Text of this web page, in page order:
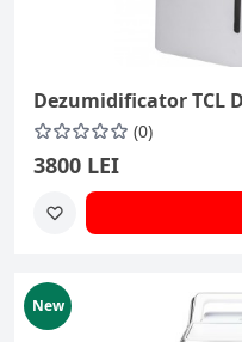
Dezumidificator TCL
(0)
3800 LEI
New